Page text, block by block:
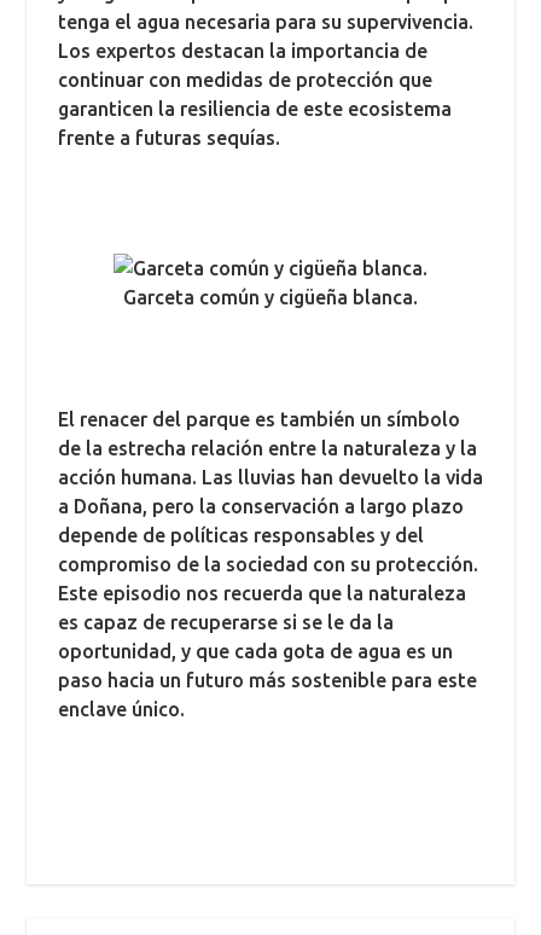
tenga el agua necesaria para su supervivencia.
Los expertos destacan la importancia de
continuar con medidas de protección que
garanticen la resiliencia de este ecosistema
frente a futuras sequías.
Garceta común y cigüeña blanca.
El renacer del parque es también un símbolo
de la estrecha relación entre la naturaleza y la
acción humana. Las lluvias han devuelto la vida
a Doñana, pero la conservación a largo plazo
depende de políticas responsables y del
compromiso de la sociedad con su protección.
Este episodio nos recuerda que la naturaleza
es capaz de recuperarse si se le da la
oportunidad, y que cada gota de agua es un
paso hacia un futuro más sostenible para este
enclave único.